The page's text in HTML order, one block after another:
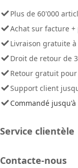
Plus de 60'000
Achat sur facture +
Livraison gratuite
Droit de retour de
Retour gratuit
Support client
Commandé
Service clientèle
Contacte-nous